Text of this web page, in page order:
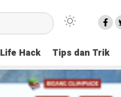
Life Hack Tips dan Trik